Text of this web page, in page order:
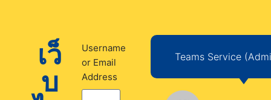
เว็
บ
Username
or Email
Address
Teams Service